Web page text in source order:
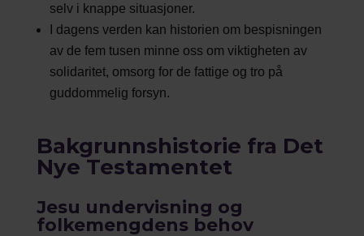
selv i knappe situasjoner.
I dagens verden kan historien om bespisningen
av de fem tusen minne oss om viktigheten av
solidaritet, omsorg for de fattige og tro på
guddommelig forsyn.
Bakgrunnshistorie fra Det
Nye Testamentet
Jesu undervisning og
folkemengdens behov